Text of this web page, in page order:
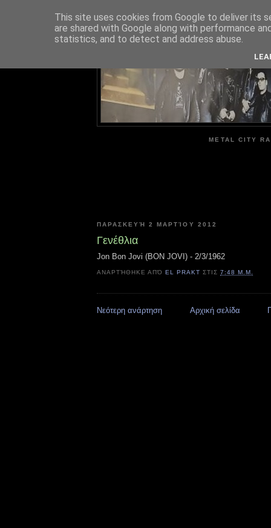
METAL CITY
ΠΑΡΑΣΚΕΥΉ 2 ΜΑΡΤΊΟΥ 2012
Γενέθλια
Jon Bon Jovi (BON JOVI) - 2/3/1962
ΑΝΑΡΤΉΘΗΚΕ ΑΠΌEL PRAKT ΣΤΙΣ7:48 Μ.Μ.
Νεότερη ανάρτηση Αρχική σελίδα
This site uses cookies from Google to deliver its
are shared with Google along with performance
statistics, and to detect and address abuse.